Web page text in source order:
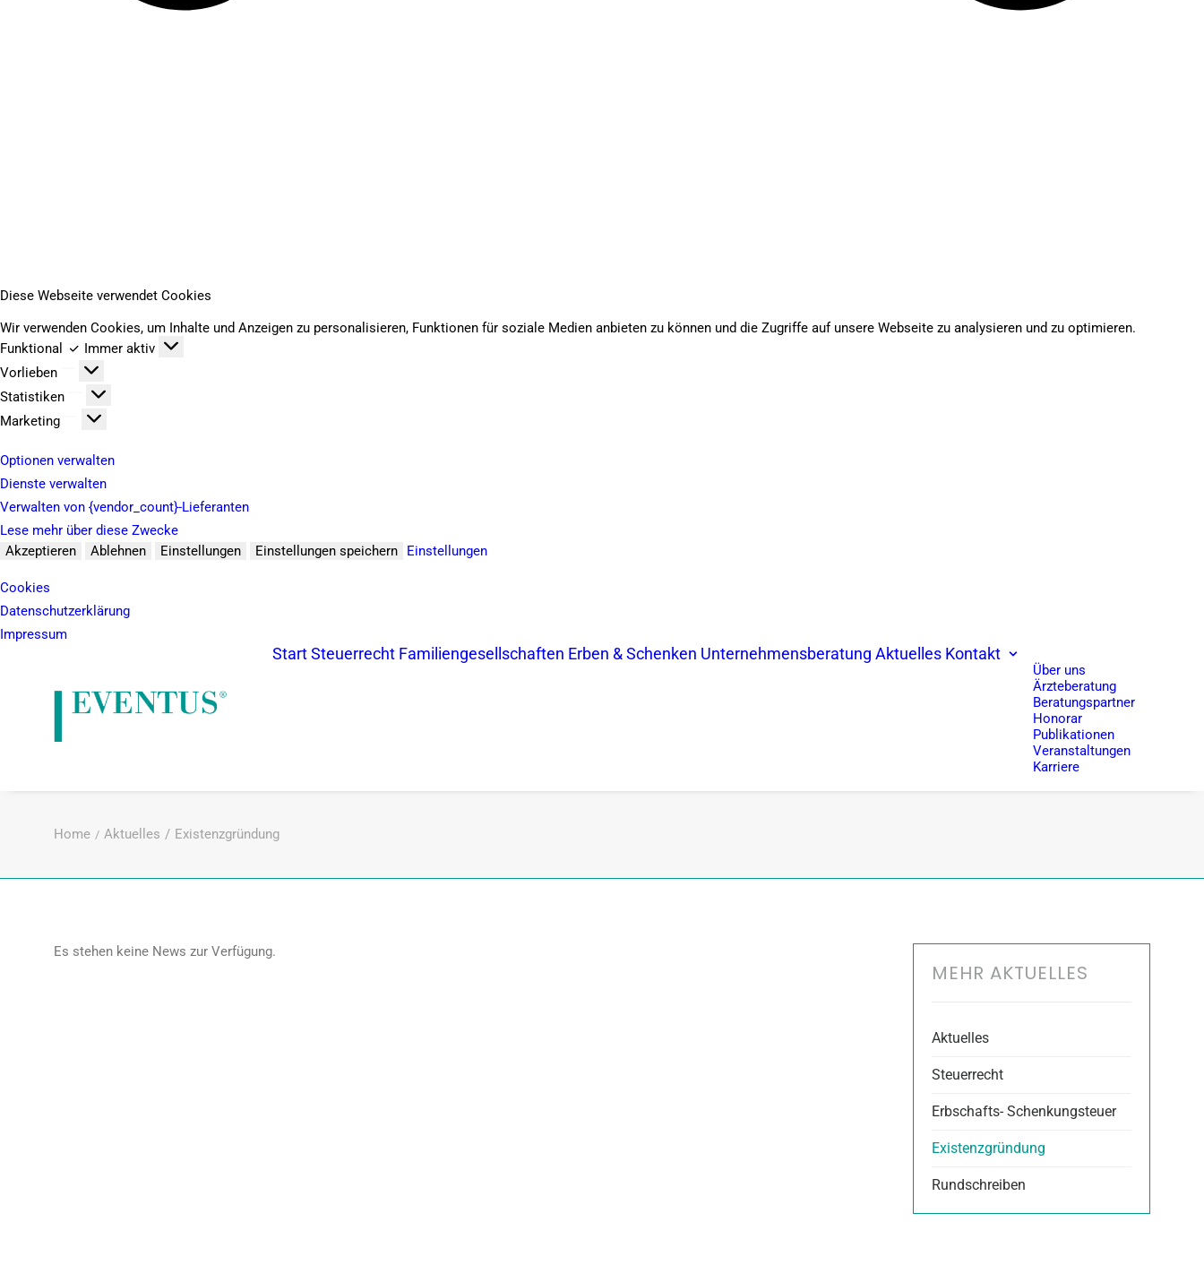
Diese Webseite verwendet Cookies
Wir verwenden Cookies, um Inhalte und Anzeigen zu personalisieren, Funktionen für soziale Medien anbieten zu können und die Zugriffe auf unsere Webseite zu analysieren und zu optimieren.
Funktional
Funktional
Immer aktiv
Vorlieben
Vorlieben
Statistiken
Statistiken
Marketing
Marketing
Optionen verwalten
Dienste verwalten
Verwalten von {vendor_count}-Lieferanten
Lese mehr über diese Zwecke
Akzeptieren
Ablehnen Einstellungen Einstellungen speichern Einstellungen
Cookies
Datenschutzerklärung
Impressum
StartSteuerrecht Familiengesellschaften Erben & Schenken Unternehmensberatung Aktuelles Kontakt
Über uns
Ärzteberatung
Beratungspartner
Honorar
Publikationen
Veranstaltungen
Karriere
Home Aktuelles Existenzgründung
Es stehen keine News zur Verfügung.
MEHR AKTUELLES
Aktuelles
Steuerrecht
Erbschafts- Schenkungsteuer
Existenzgründung
Rundschreiben